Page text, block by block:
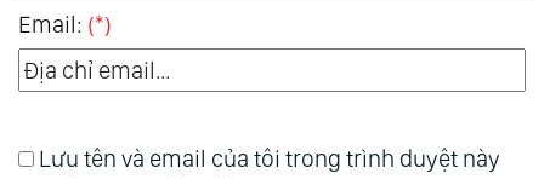
Email: (*)
Lưu tên và email của tôi trong trình duyệt này